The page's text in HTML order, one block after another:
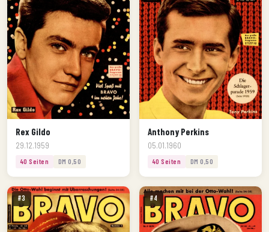
Rex Gildo
29.12.1959
40 Seiten DM 0,50
Anthony Perkins
05.01.1960
40 Seiten DM 0,50
#3 #4